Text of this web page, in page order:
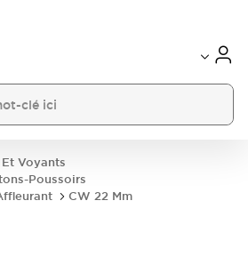
Voyants
Poussoirs
CW 22 Mm